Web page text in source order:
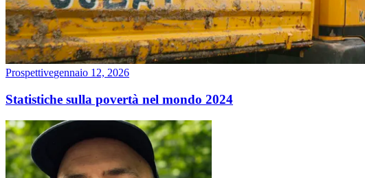
Prospettivegennaio 12, 2026
Statistiche sulla povertà nel mondo 2024